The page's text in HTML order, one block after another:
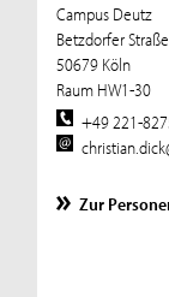
Campus Deutz
Betzdorfer
50679 Köln
Raum HW1-30
+49 221-
Zur